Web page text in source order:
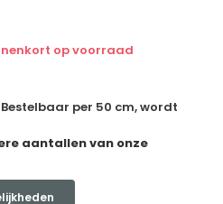
op voorraad
per 50 cm, wordt
aantallen van onze